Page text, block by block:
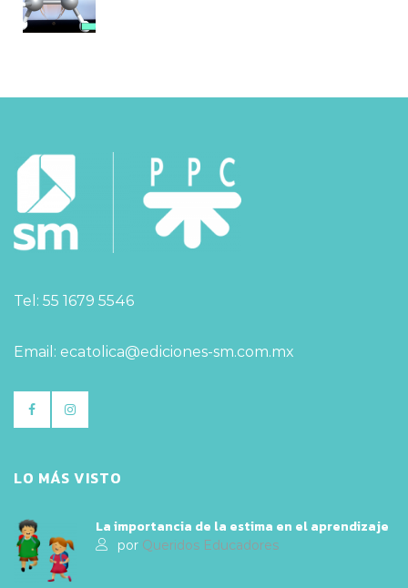
Tel: 55 1679 5546
Email: ecatolica@ediciones-sm.com.mx
LO MÁS VISTO
La importancia de la estima en el aprendizaje
por Queridos Educadores